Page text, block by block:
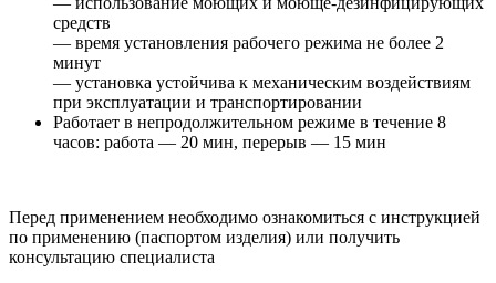
средств
— время установления рабочего режима не более 2
минут
— установка устойчива к механическим воздействиям
при эксплуатации и транспортировании
Работает в непродолжительном режиме в течение 8
часов: работа — 20 мин, перерыв — 15 мин
Перед применением необходимо ознакомиться с инструкцией
по применению (паспортом изделия) или получить
консультацию специалиста